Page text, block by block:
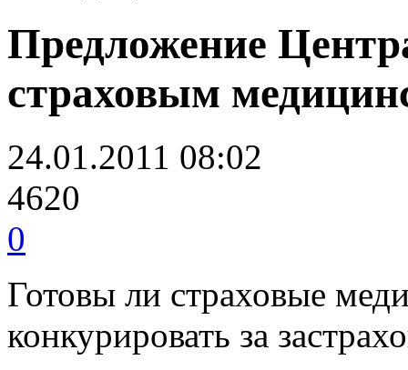
Предложение
страховым
24.01.2011 08:02
4620
0
Готовы ли страховые
конкурировать за